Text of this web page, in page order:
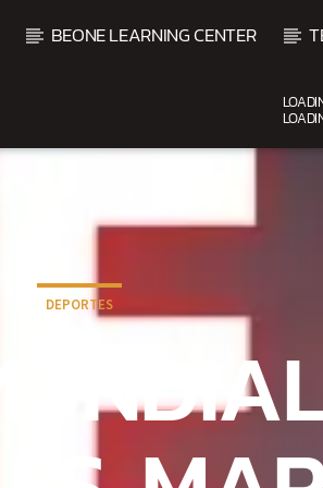
BEONE LEARNING CENTER
11:00 AM
DEPORTES